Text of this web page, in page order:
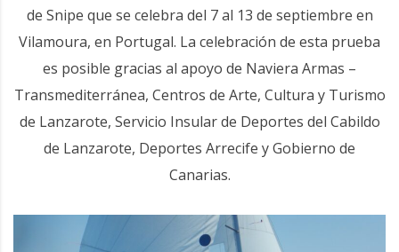
de Snipe que se celebra del 7 al 13 de septiembre en
Vilamoura, en Portugal. La celebración de esta prueba
es posible gracias al apoyo de Naviera Armas –
Transmediterránea, Centros de Arte, Cultura y Turismo
de Lanzarote, Servicio Insular de Deportes del Cabildo
de Lanzarote, Deportes Arrecife y Gobierno de
Canarias.